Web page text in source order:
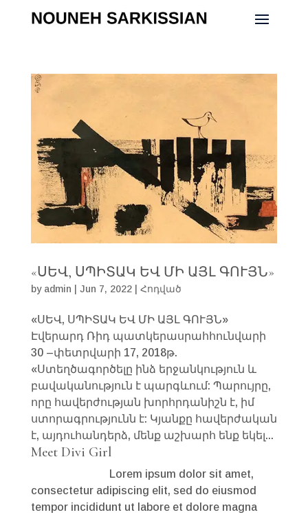
«ՍԵՎ, ՍՊԻՏԱԿ ԵՎ ՄԻ ԱՅԼ ԳՈՒՅՆ»
by admin Jun 7, 2022| Հոդված
«ՍԵՎ, ՍՊԻՏԱԿ ԵՎ ՄԻ ԱՅԼ ԳՈՒՅՆ»
Էվերարդ Ռիդ պատկերասրահհունվարի
30 –փետրվարի 17, 2018թ.
«Ստեղծագործելը ինձ երջանկություն և
բավականություն է պարգևում: Պարույրը,
որը հավերժության խորհրդանիշն է, իմ
ստորագրությունն է: Կյանքը հավերժական
է, այդուհանդերձ, մենք աշխարհ ենք եկել...
Meet Divi Girl
Lorem ipsum dolor sit amet,
consectetur adipiscing elit, sed do eiusmod
tempor incididunt ut labore et dolore magna